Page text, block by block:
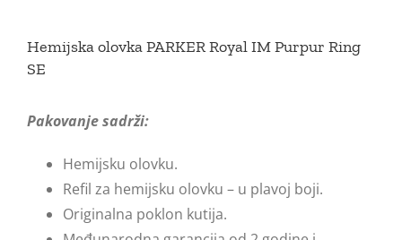
Hemijska olovka PARKER Royal IM Purpur Ring
SE
Pakovanje sadrži:
Hemijsku olovku.
Refil za hemijsku olovku – u plavoj boji.
Originalna poklon kutija.